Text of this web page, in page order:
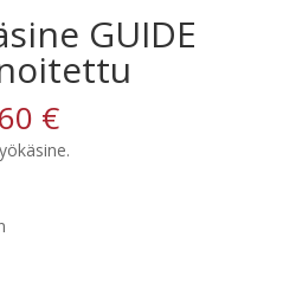
GUIDE
€Hintaluokka:
40,37 €
-